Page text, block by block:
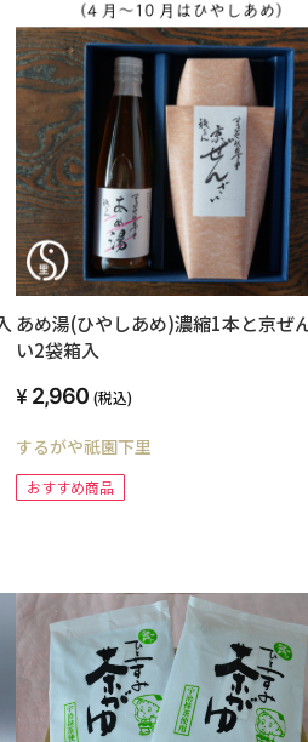
あめ湯(ひやしあめ)濃縮1本と京ぜ
い2袋箱入
2,960 (税込)
するがや祇園下里
おすすめ商品